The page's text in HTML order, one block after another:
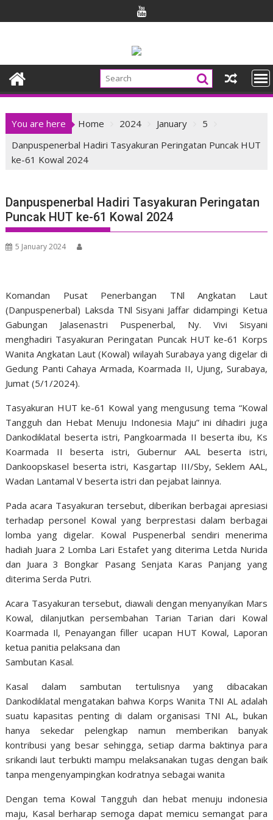
to
You are here Home 2024 January
5
Danpuspenerbal Hadiri Tasyakuran Peringatan Puncak HUT
ke-61 Kowal 2024
Danpuspenerbal Hadiri Tasyakuran Peringatan
Puncak HUT ke-61 Kowal 2024
5 January 2024
Komandan Pusat Penerbangan TNl Angkatan Laut
(Danpuspenerbal) Laksda TNl Sisyani Jaffar didampingi Ketua
Gabungan Jalasenastri Puspenerbal, Ny. Vivi Sisyani
menghadiri Tasyakuran Peringatan Puncak HUT ke-61 Korps
Wanita Angkatan Laut (Kowal) wilayah Surabaya yang digelar di
Gedung Panti Cahaya Armada, Koarmada II, Ujung, Surabaya,
Jumat (5/1/2024).
Tasyakuran HUT ke-61 Kowal yang mengusung tema “Kowal
Tangguh dan Hebat Menuju Indonesia Maju” ini dihadiri juga
Dankodiklatal beserta istri, Pangkoarmada II beserta ibu, Ks
Koarmada II beserta istri, Gubernur AAL beserta istri,
Dankoopskasel beserta istri, Kasgartap III/Sby, Seklem AAL,
Wadan Lantamal V beserta istri dan pejabat lainnya.
Pada acara Tasyakuran tersebut, diberikan berbagai apresiasi
terhadap personel Kowal yang berprestasi dalam berbagai
lomba yang digelar. Kowal Puspenerbal sendiri menerima
hadiah Juara 2 Lomba Lari Estafet yang diterima Letda Nurida
dan Juara 3 Bongkar Pasang Senjata Karas Panjang yang
diterima Serda Putri.
Acara Tasyakuran tersebut, diawali dengan menyanyikan Mars
Kowal, dilanjutkan persembahan Tarian Tarian dari Kowal
Koarmada Il, Penayangan filler ucapan HUT Kowal, Laporan
ketua panitia pelaksana dan
Sambutan Kasal.
Kasal dalam sambutan tertulisnya yang dibacakan
Dankodiklatal mengatakan bahwa Korps Wanita TNI AL adalah
suatu kapasitas penting di dalam organisasi TNI AL, bukan
hanya sekedar pelengkap namun memberikan banyak
kontribusi yang besar sehingga, setiap darma baktinya para
srikandi laut terbukti mampu melaksanakan tugas dengan baik
tanpa mengenyampingkan kodratnya sebagai wanita
Dengan tema Kowal Tangguh dan hebat menuju indonesia
maju, Kasal berharap semoga dapat memicu semangat para